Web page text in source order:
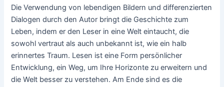
Die Verwendung von lebendigen Bildern und differenzierten
Dialogen durch den Autor bringt die Geschichte zum
Leben, indem er den Leser in eine Welt eintaucht, die
sowohl vertraut als auch unbekannt ist, wie ein halb
erinnertes Traum. Lesen ist eine Form persönlicher
Entwicklung, ein Weg, um Ihre Horizonte zu erweitern und
die Welt besser zu verstehen. Am Ende sind es die